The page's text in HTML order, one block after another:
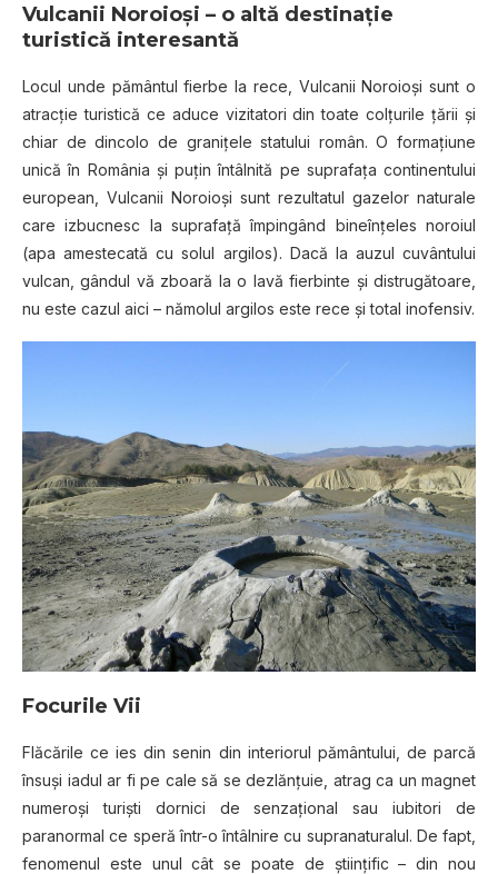
Vulcanii Noroioşi – o altă destinație
turistică interesantă
Locul unde pământul fierbe la rece, Vulcanii Noroioşi sunt o
atracţie turistică ce aduce vizitatori din toate colţurile ţării şi
chiar de dincolo de graniţele statului român. O formaţiune
unică în România şi puţin întâlnită pe suprafaţa continentului
european, Vulcanii Noroioşi sunt rezultatul gazelor naturale
care izbucnesc la suprafaţă împingând bineînţeles noroiul
(apa amestecată cu solul argilos). Dacă la auzul cuvântului
vulcan, gândul vă zboară la o lavă fierbinte şi distrugătoare,
nu este cazul aici – nămolul argilos este rece şi total inofensiv.
Focurile Vii
Flăcările ce ies din senin din interiorul pământului, de parcă
însuşi iadul ar fi pe cale să se dezlănţuie, atrag ca un magnet
numeroşi turişti dornici de senzaţional sau iubitori de
paranormal ce speră într-o întâlnire cu supranaturalul. De fapt,
fenomenul este unul cât se poate de ştiinţific – din nou